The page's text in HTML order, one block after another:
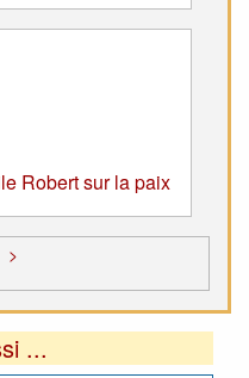
Robert sur la paix
>
...